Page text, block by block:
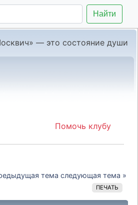
Найти
— это состояние души
Помочь клубу
тема следующая тема »
ПЕЧАТЬ